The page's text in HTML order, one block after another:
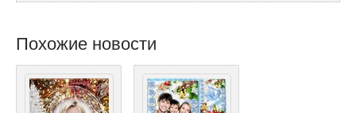
Похожие новости